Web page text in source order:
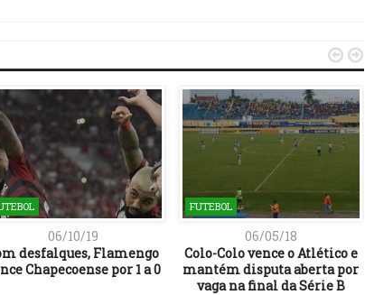
06/10/19
desfalques, Flamengo
Chapecoense por 1 a 0
FUTEBOL
06/05/18
Colo-Colo vence o Atlético e
mantém disputa aberta por
vaga na final da Série B
 